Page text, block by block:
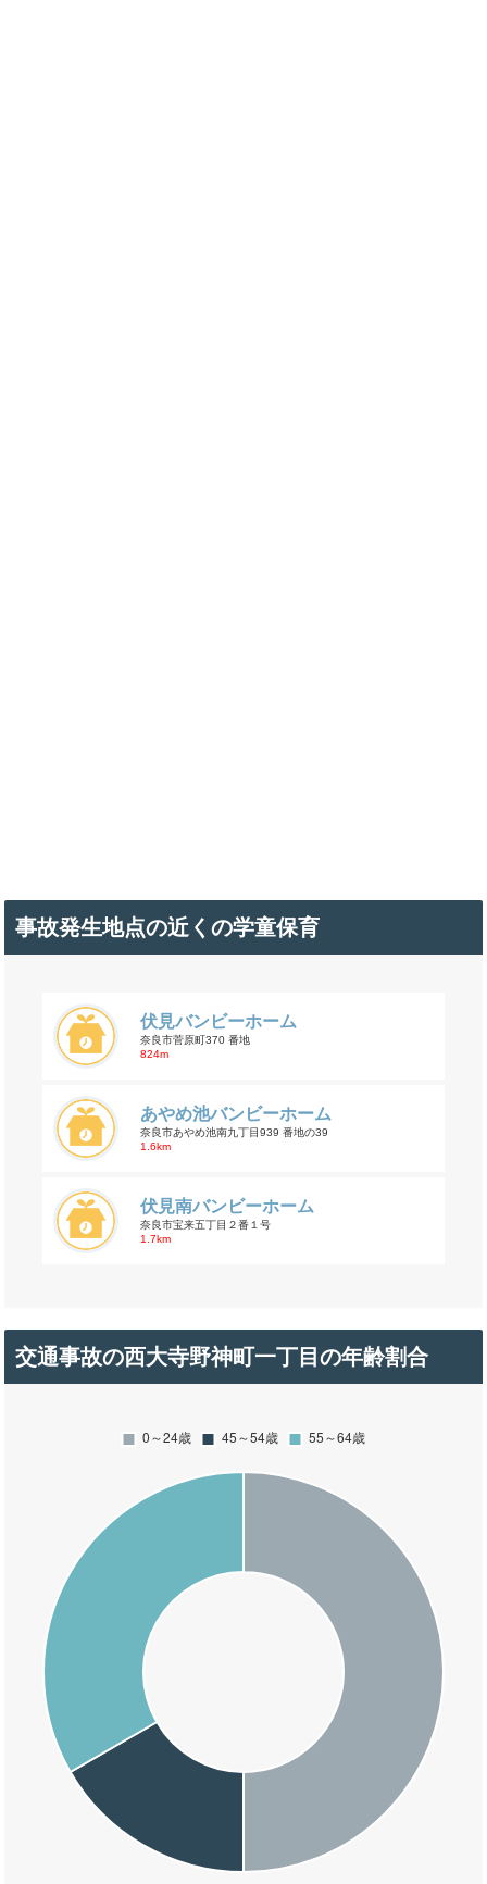
事故発生地点の近くの学童保育
伏見バンビーホーム
奈良市菅原町370 番地
824m
あやめ池バンビーホーム
奈良市あやめ池南九丁目939 番地の39
1.6km
伏見南バンビーホーム
奈良市宝来五丁目２番１号
1.7km
交通事故の西大寺野神町一丁目の年齢割合